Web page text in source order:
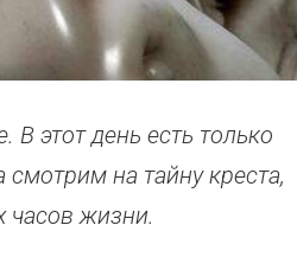
этот день есть только
на тайну креста,
часов жизни.